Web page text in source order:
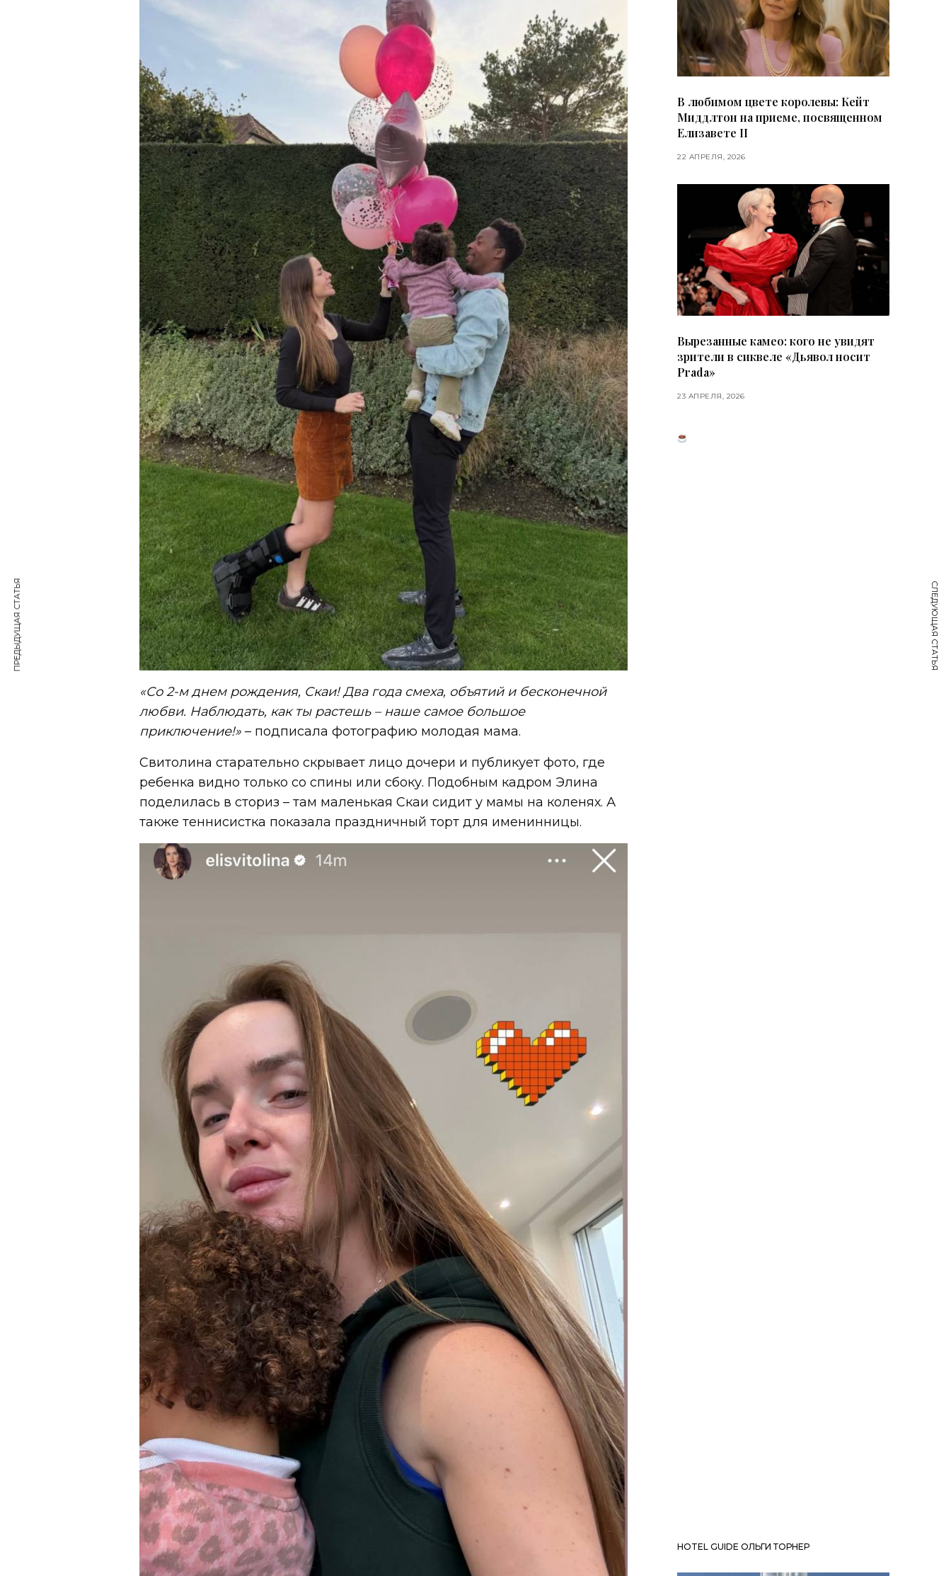
«Со 2-м днем рождения, Скаи! Два года смеха, объятий и бесконечной
любви. Наблюдать, как ты растешь – наше самое большое
приключение!» – подписала фотографию молодая мама.
Свитолина старательно скрывает лицо дочери и публикует фото, где
ребенка видно только со спины или сбоку. Подобным кадром Элина
поделилась в сториз – там маленькая Скаи сидит у мамы на коленях. А
также теннисистка показала праздничный торт для именинницы.
В любимом цвете королевы: Кейт
Миддлтон на приеме, посвященном
Елизавете II
22 АПРЕЛЯ, 2026
Вырезанные камео: кого не увидят
зрители в сиквеле «Дьявол носит
Prada»
23 АПРЕЛЯ, 2026
HOTEL GUIDE ОЛЬГИ ТОРНЕР
ПРЕДЫДУЩАЯ СТАТЬЯ СЛЕДУЮЩАЯ СТАТЬЯ